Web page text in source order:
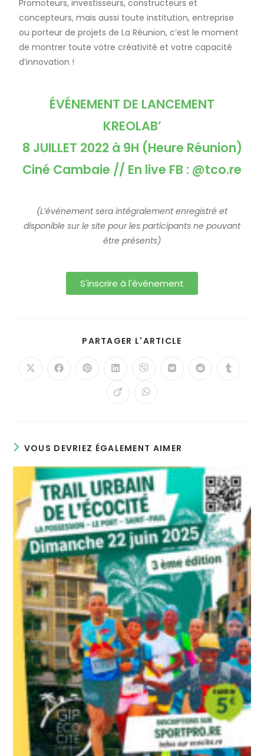
Promoteurs, investisseurs, constructeurs et
concepteurs, mais aussi toute institution, entreprise
ou porteur de projets de La Réunion, c’est le moment
de montrer toute votre créativité et votre capacité
d’innovation !
ÉVÉNEMENT DE LANCEMENT
KREOLAB’
8 JUILLET 2022 à 9H (Heure Réunion)
Ciné Cambaie // En live FB : @tco.re
(L’événement sera intégralement enregistré et
disponible sur le site pour les participants ne pouvant
être présents)
S'inscrire à l'événement
PARTAGER L'ARTICLE
VOUS DEVRIEZ ÉGALEMENT AIMER